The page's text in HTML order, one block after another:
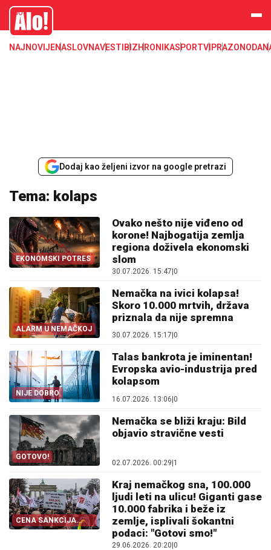
Alo
NAJNOVIJENASLOVNAVESTI BIZHRONIKASPORTVIPRAZONODA
Dodaj kao željeni izvor na google pretrazi
Tema: kolaps
EKONOMSKI POTRES
Ovako nešto nije viđeno od
korone! Najbogatija zemlja
regiona doživela ekonomski
slom
30.07.2026. 15:47 0
ALARM U NEMAČKOJ
Nemačka na ivici kolapsa!
Skoro 10.000 mrtvih, država
priznala da nije spremna
30.07.2026. 15:17 0
NIJE DOBRO
Talas bankrota je iminentan!
Evropska avio-industrija pred
kolapsom
16.07.2026. 13:06|0
GOTOVO!
Nemačka se bliži kraju: Bild
objavio stravične vesti
02.07.2026. 00:29|1
CENA SANKCIJA
RUSIJI!
Kraj nemačkog sna, 100.000
ljudi leti na ulicu! Giganti gase
10.000 fabrika i beže iz
zemlje, isplivali šokantni
podaci: "Gotovi smo!"
29.06.2026. 20:20|0